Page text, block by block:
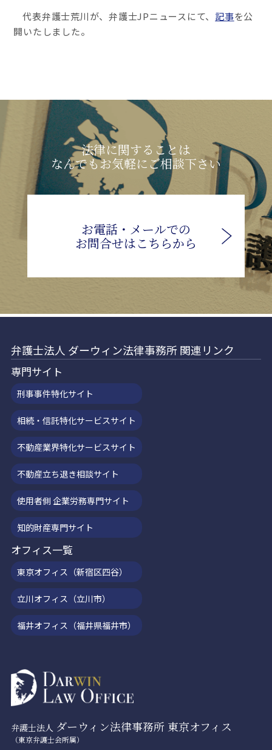
代表弁護士荒川が、弁護士JPニュースにて、 記事を公
開いたしました。
法律に関することは
なんでもお気軽にご相談下さい
お電話・メールでの
お問合せはこちらから
弁護士法人 ダーウィン法律事務所 東京オフィス
（東京弁護士会所属）
弁護士法人 ダーウィン法律事務所 関連リンク
専門サイト
刑事事件特化サイト
相続・信託特化サービスサイト
不動産業界特化サービスサイト
不動産立ち退き相談サイト
使用者側 企業労務専門サイト
知的財産専門サイト
オフィス一覧
東京オフィス（新宿区四谷）
立川オフィス（立川市）
福井オフィス（福井県福井市）